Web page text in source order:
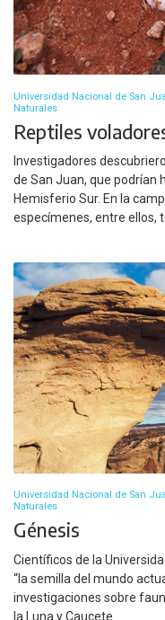
Universidad Nacional de San
Naturales
Reptiles
Investigadores
de San Juan, que podrían
Hemisferio Sur. En la
especímenes, entre ellos,
Universidad Nacional de San
Naturales
Génesis
Científicos de la
“la semilla del mundo
investigaciones sobre
la Luna y Caucete.